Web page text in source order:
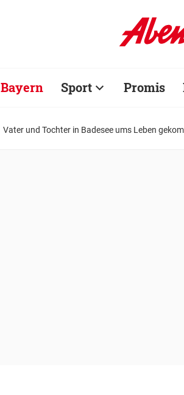
Bayern Sport Promis
Vater und Tochter in Badesee ums Leben